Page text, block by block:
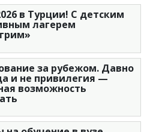
в Турции! С детским
лагерем
за рубежом. Давно
и не привилегия —
возможность